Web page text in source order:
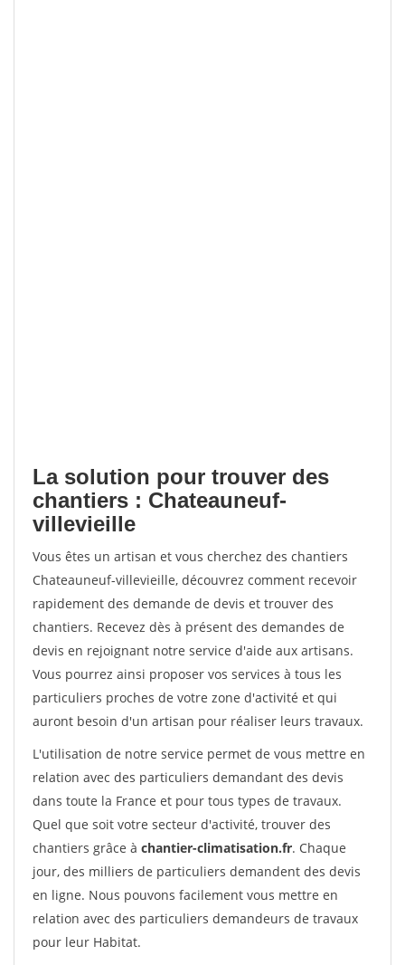
La solution pour trouver des
chantiers : Chateauneuf-
villevieille
Vous êtes un artisan et vous cherchez des chantiers
Chateauneuf-villevieille, découvrez comment recevoir
rapidement des demande de devis et trouver des
chantiers. Recevez dès à présent des demandes de
devis en rejoignant notre service d'aide aux artisans.
Vous pourrez ainsi proposer vos services à tous les
particuliers proches de votre zone d'activité et qui
auront besoin d'un artisan pour réaliser leurs travaux.
L'utilisation de notre service permet de vous mettre en
relation avec des particuliers demandant des devis
dans toute la France et pour tous types de travaux.
Quel que soit votre secteur d'activité, trouver des
chantiers grâce à chantier-climatisation.fr. Chaque
jour, des milliers de particuliers demandent des devis
en ligne. Nous pouvons facilement vous mettre en
relation avec des particuliers demandeurs de travaux
pour leur Habitat.